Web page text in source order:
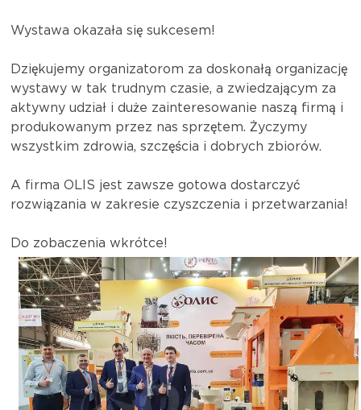
Wystawa okazała się sukcesem!
Dziękujemy organizatorom za doskonałą organizację
wystawy w tak trudnym czasie, a zwiedzającym za
aktywny udział i duże zainteresowanie naszą firmą i
produkowanym przez nas sprzętem. Życzymy
wszystkim zdrowia, szczęścia i dobrych zbiorów.
A firma OLIS jest zawsze gotowa dostarczyć
rozwiązania w zakresie czyszczenia i przetwarzania!
Do zobaczenia wkrótce!